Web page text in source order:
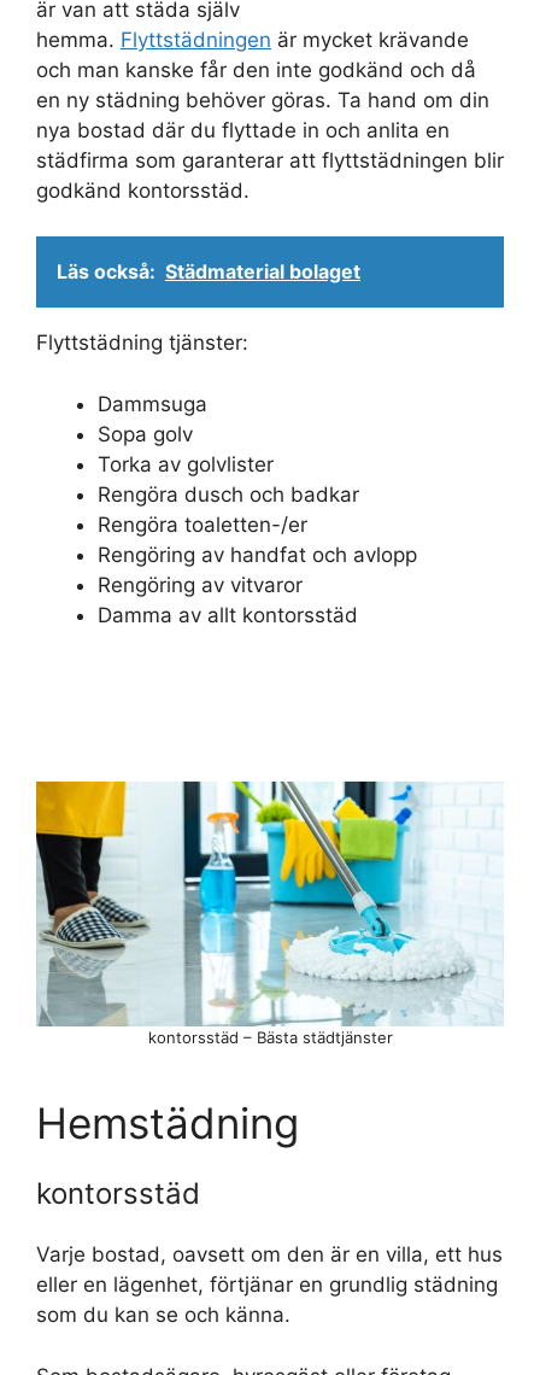
är van att städa själv
hemma. Flyttstädningen är mycket krävande
och man kanske får den inte godkänd och då
en ny städning behöver göras. Ta hand om din
nya bostad där du flyttade in och anlita en
städfirma som garanterar att flyttstädningen blir
godkänd kontorsstäd.
Läs också: Städmaterial bolaget
Flyttstädning tjänster:
Dammsuga
Sopa golv
Torka av golvlister
Rengöra dusch och badkar
Rengöra toaletten-/er
Rengöring av handfat och avlopp
Rengöring av vitvaror
Damma av allt kontorsstäd
kontorsstäd – Bästa städtjänster
Hemstädning
kontorsstäd
Varje bostad, oavsett om den är en villa, ett hus
eller en lägenhet, förtjänar en grundlig städning
som du kan se och känna.